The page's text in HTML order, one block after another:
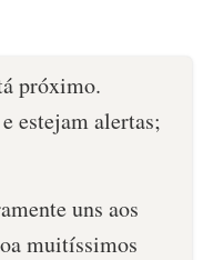
próximo.
estejam alertas;
uns aos
muitíssimos